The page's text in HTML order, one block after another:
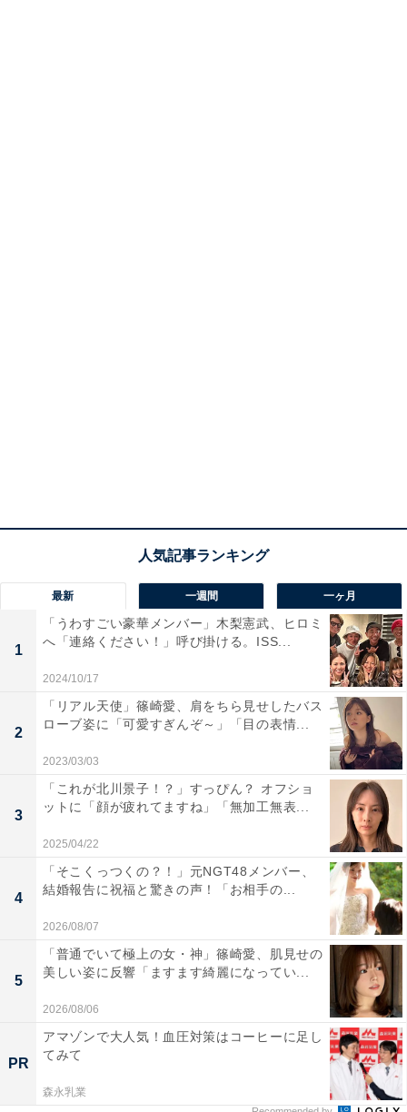
最新 一週間 一ヶ月
1
「うわすごい豪華メンバー」木梨憲武、ヒロミ
へ「連絡ください！」呼び掛ける。ISS...
2024/10/17
2
「リアル天使」篠崎愛、肩をちら見せしたバス
ローブ姿に「可愛すぎんぞ～」「目の表情...
2023/03/03
3
「これが北川景子！？」すっぴん？ オフショ
ットに「顔が疲れてますね」「無加工無表...
2025/04/22
4
「そこくっつくの？！」元NGT48メンバー、
結婚報告に祝福と驚きの声！「お相手の...
2026/08/07
5
「普通でいて極上の女・神」篠崎愛、肌見せの
美しい姿に反響「ますます綺麗になってい...
2026/08/06
PR
アマゾンで大人気！血圧対策はコーヒーに足し
てみて
森永乳業